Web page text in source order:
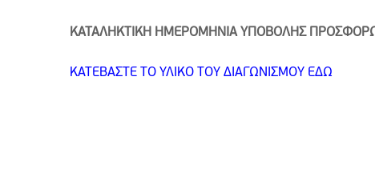
ΚΑΤΑΛΗΚΤΙΚΗ ΗΜΕΡΟΜΗΝΙΑ ΥΠΟΒΟΛΗΣ
ΚΑΤΕΒΑΣΤΕ ΤΟ ΥΛΙΚΟ ΤΟΥ ΔΙΑΓΩΝΙΣΜΟΥ ΕΔΩ